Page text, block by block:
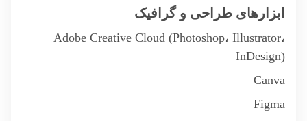
ابزارهای طراحی و گرافیک
Adobe Creative Cloud (Photoshop، Illustrator،
InDesign)
Canva
Figma